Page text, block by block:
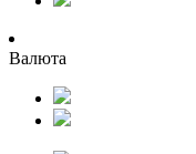
Валюта